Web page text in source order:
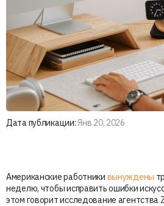
Дата публикации:Янв 20, 2026
Американские работники вынуждены
неделю, чтобы исправить ошибки
этом говорит исследование агентства